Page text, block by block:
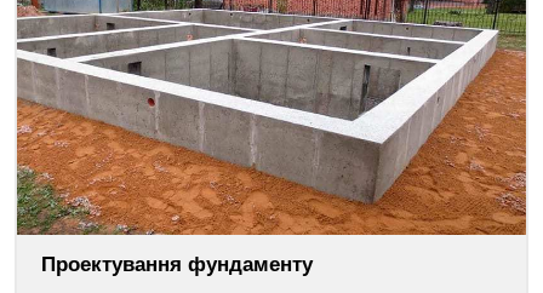
Проектування фундаменту